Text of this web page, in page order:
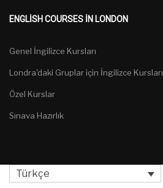
ENGLISH COURSES IN LONDON
Genel İngilizce Kursları
Londra'daki Gruplar için İngilizce Kursları
Özel Kurslar
Sınava Hazırlık
Türkçe